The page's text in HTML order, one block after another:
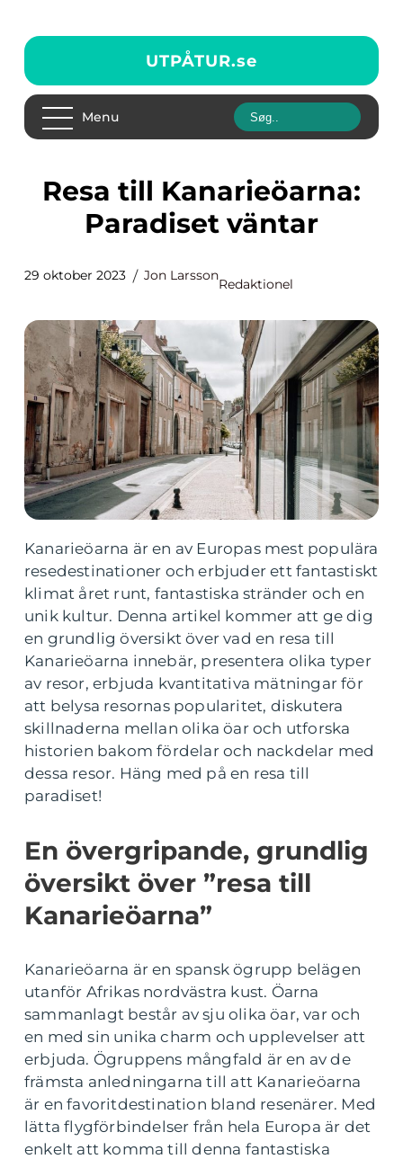
UTPÅTUR.se
Menu
Resa till Kanarieöarna:
Paradiset väntar
29 oktober 2023 Jon Larsson
Redaktionel
Kanarieöarna är en av Europas mest populära
resedestinationer och erbjuder ett fantastiskt
klimat året runt, fantastiska stränder och en
unik kultur. Denna artikel kommer att ge dig
en grundlig översikt över vad en resa till
Kanarieöarna innebär, presentera olika typer
av resor, erbjuda kvantitativa mätningar för
att belysa resornas popularitet, diskutera
skillnaderna mellan olika öar och utforska
historien bakom fördelar och nackdelar med
dessa resor. Häng med på en resa till
paradiset!
En övergripande, grundlig
översikt över ”resa till
Kanarieöarna”
Kanarieöarna är en spansk ögrupp belägen
utanför Afrikas nordvästra kust. Öarna
sammanlagt består av sju olika öar, var och
en med sin unika charm och upplevelser att
erbjuda. Ögruppens mångfald är en av de
främsta anledningarna till att Kanarieöarna
är en favoritdestination bland resenärer. Med
lätta flygförbindelser från hela Europa är det
enkelt att komma till denna fantastiska